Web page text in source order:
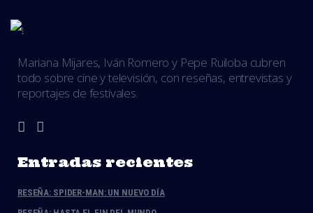
Mariana Mijares, Iván Romero y Pepe Ruiloba cubren
todo sobre cine y televisión, con reseñas, entrevistas y
reportajes de festivales.
Entradas recientes
RESEÑA: SPIDER-MAN: UN NUEVO DÍA